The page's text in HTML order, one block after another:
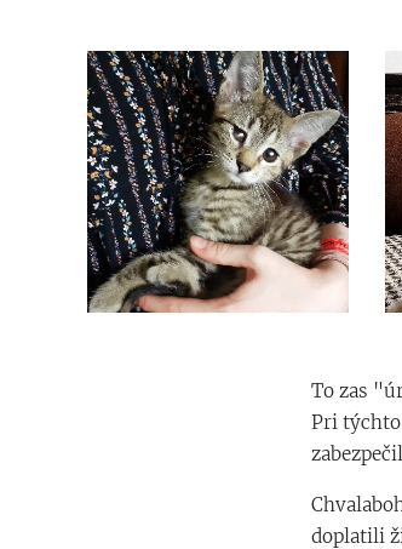
To zas
Pri
doplatili